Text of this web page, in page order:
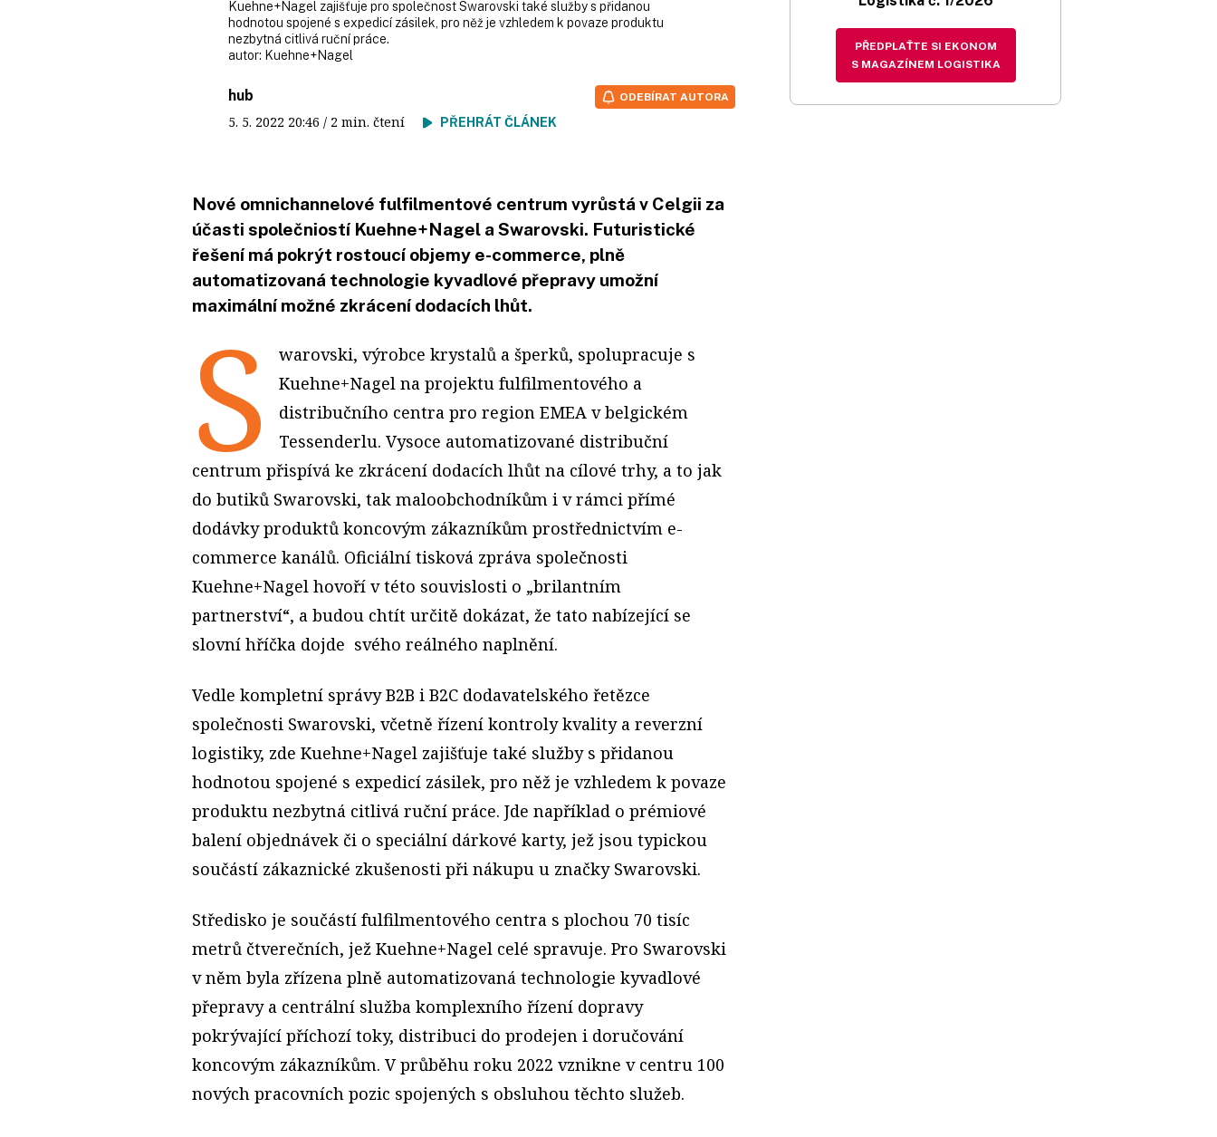
Kuehne+Nagel zajišťuje pro společnost Swarovski také služby s přidanou
hodnotou spojené s expedicí zásilek, pro něž je vzhledem k povaze produktu
nezbytná citlivá ruční práce.
autor: Kuehne+Nagel
hub
5. 5. 2022 20:46 / 2 min. čtení PŘEHRÁT ČLÁNEK
ODEBÍRAT AUTORA
Nové omnichannelové fulfilmentové centrum vyrůstá v Celgii za
účasti společniostí Kuehne+Nagel a Swarovski. Futuristické
řešení má pokrýt rostoucí objemy e-commerce, plně
automatizovaná technologie kyvadlové přepravy umožní
maximální možné zkrácení dodacích lhůt.
S
warovski, výrobce krystalů a šperků, spolupracuje s
Kuehne+Nagel na projektu fulfilmentového a
distribučního centra pro region EMEA v belgickém
Tessenderlu. Vysoce automatizované distribuční
centrum přispívá ke zkrácení dodacích lhůt na cílové trhy, a to jak
do butiků Swarovski, tak maloobchodníkům i v rámci přímé
dodávky produktů koncovým zákazníkům prostřednictvím e-
commerce kanálů. Oficiální tisková zpráva společnosti
Kuehne+Nagel hovoří v této souvislosti o „brilantním
partnerství“, a budou chtít určitě dokázat, že tato nabízející se
slovní hříčka dojde svého reálného naplnění.
Vedle kompletní správy B2B i B2C dodavatelského řetězce
společnosti Swarovski, včetně řízení kontroly kvality a reverzní
logistiky, zde Kuehne+Nagel zajišťuje také služby s přidanou
hodnotou spojené s expedicí zásilek, pro něž je vzhledem k povaze
produktu nezbytná citlivá ruční práce. Jde například o prémiové
balení objednávek či o speciální dárkové karty, jež jsou typickou
součástí zákaznické zkušenosti při nákupu u značky Swarovski.
Středisko je součástí fulfilmentového centra s plochou 70 tisíc
metrů čtverečních, jež Kuehne+Nagel celé spravuje. Pro Swarovski
v něm byla zřízena plně automatizovaná technologie kyvadlové
přepravy a centrální služba komplexního řízení dopravy
pokrývající příchozí toky, distribuci do prodejen i doručování
koncovým zákazníkům. V průběhu roku 2022 vznikne v centru 100
nových pracovních pozic spojených s obsluhou těchto služeb.
PŘEDPLAŤTE SI EKONOM
S MAGAZÍNEM LOGISTIKA